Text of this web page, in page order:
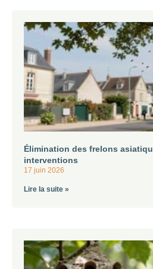
Élimination des frelons
interventions
17 juin 2026
Lire la suite »